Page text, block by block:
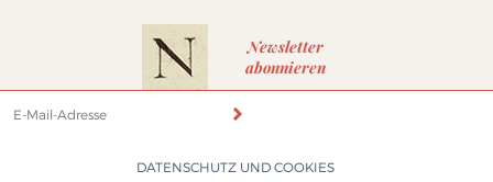
Newsletter
abonnieren
DATENSCHUTZ UND COOKIES